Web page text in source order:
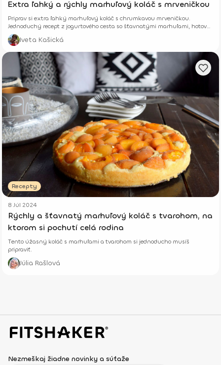
Extra ľahký a rýchly marhuľový koláč s mrveničkou
Priprav si extra ľahký marhuľový koláč s chrumkavou mrveničkou.
Jednoduchý recept z jogurtového cesta so šťavnatými marhuľami, hotový
z pár surovín.
Iveta Kašická
Recepty
8 Júl 2024
Rýchly a šťavnatý marhuľový koláč s tvarohom, na
ktorom si pochutí celá rodina
Tento úžasný koláč s marhuľami a tvarohom si jednoducho musíš
pripraviť.
Júlia Rašlová
Nezmeškaj žiadne novinky a súťaže